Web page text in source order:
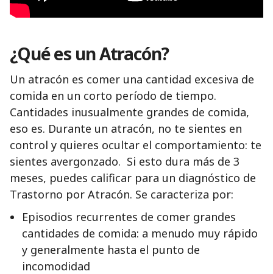
¿Qué es un Atracón?
Un atracón es comer una cantidad excesiva de
comida en un corto período de tiempo.
Cantidades inusualmente grandes de comida,
eso es. Durante un atracón, no te sientes en
control y quieres ocultar el comportamiento: te
sientes avergonzado. Si esto dura más de 3
meses, puedes calificar para un diagnóstico de
Trastorno por Atracón. Se caracteriza por:
Episodios recurrentes de comer grandes
cantidades de comida: a menudo muy rápido
y generalmente hasta el punto de
incomodidad